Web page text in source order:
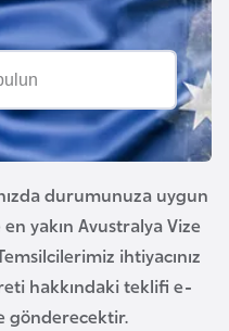
durumunuza uygun
yakın Avustralya Vize
ihtiyacınız
hakkındaki teklifi e-
gönderecektir.